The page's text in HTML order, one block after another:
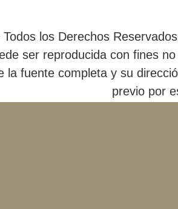
los Derechos
ser reproducida con fines
la fuente completa y su
previo por